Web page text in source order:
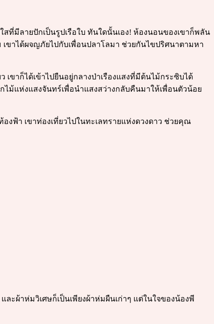
ที่มีลายปักเป็นรูปเรือใบ ทันใดนั้นเอง! ห้องนอนของเขาก็พลัน
ขาได้ผจญภัยไปกับเพื่อนปลาโลมา ช่วยกันไขปริศนาตามหา
ขาก็ได้เข้าไปยืนอยู่กลางป่าเรืองแสงที่มีต้นไม้กระซิบได้
ม้แห่งแสงจันทร์เพื่อนำแสงสว่างกลับคืนมาให้เพื่อนตัวน้อย
งฟ้า เขาท่องเที่ยวไปในทะเลทรายแห่งดวงดาว ช่วยคุณ
ะผ้าห่มวิเศษก็เป็นเพียงผ้าห่มผืนเก่าๆ แต่ในใจของน้องพี